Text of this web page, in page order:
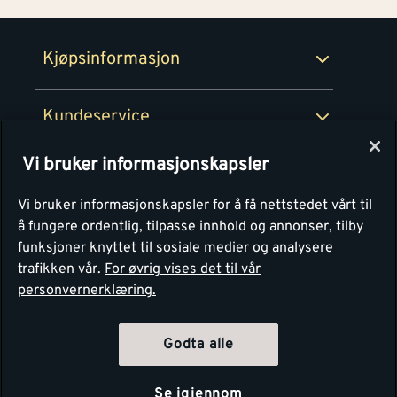
Kjøpsinformasjon
Retur- og angrerettsskjema
Kundeservice
Montér
Personvern
Vi bruker informasjonskapsler
Vi bruker informasjonskapsler for å få nettstedet vårt til
å fungere ordentlig, tilpasse innhold og annonser, tilby
funksjoner knyttet til sosiale medier og analysere
trafikken vår. For øvrig vises det til vår
personvernerklæring.
Godta alle